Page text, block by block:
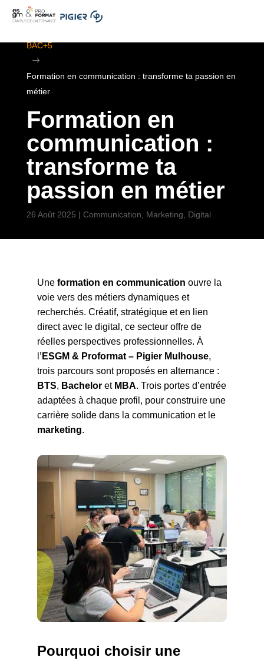
BAC+5
$
Formation en communication : transforme ta passion en
métier
Formation en
communication :
transforme ta
passion en métier
26 Août 2025 | Communication, Marketing, Digital
Une formation en communication ouvre la
voie vers des métiers dynamiques et
recherchés. Créatif, stratégique et en lien
direct avec le digital, ce secteur offre de
réelles perspectives professionnelles. À
l’ ESGM & Proformat – Pigier Mulhouse,
trois parcours sont proposés en alternance :
BTS, Bacheloret MBA. Trois portes d’entrée
adaptées à chaque profil, pour construire une
carrière solide dans la communication et le
marketing.
Pourquoi choisir une